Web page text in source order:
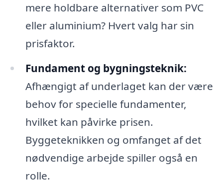
mere holdbare alternativer som PVC
eller aluminium? Hvert valg har sin
prisfaktor.
Fundament og bygningsteknik:
Afhængigt af underlaget kan der være
behov for specielle fundamenter,
hvilket kan påvirke prisen.
Byggeteknikken og omfanget af det
nødvendige arbejde spiller også en
rolle.